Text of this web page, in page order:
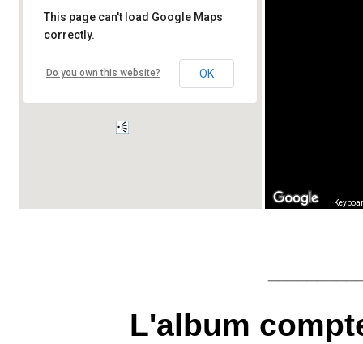
This page can't load Google Maps
correctly.
Do you own this website? OK
L'album